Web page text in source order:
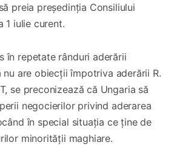
preia președinția Consiliului
1 iulie curent.
în repetate rânduri aderării
nu are obiecții împotriva aderării R.
se preconizează că Ungaria să
negocierilor privind aderarea
în special situația ce ține de
minorității maghiare.